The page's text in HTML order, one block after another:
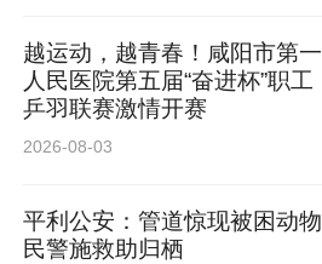
越运动，越青春！咸阳市第一
人民医院第五届“奋进杯”职工
乒羽联赛激情开赛
2026-08-03
平利公安：管道惊现被困动物
民警施救助归栖